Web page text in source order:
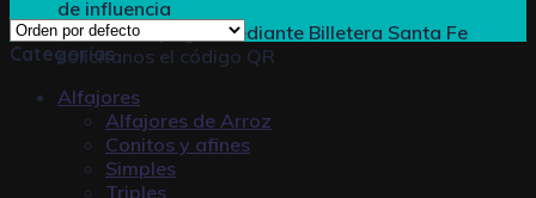
de influencia
En caso de pagar mediante Billetera Santa Fe
solicitanos el código QR
Categorías
Alfajores
Alfajores de Arroz
Conitos y afines
Simples
Triples